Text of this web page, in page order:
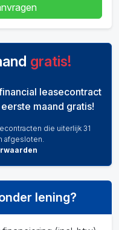
gratis!
leasecontract
maand gratis!
die uiterlijk 31
afgesloten.
lening?